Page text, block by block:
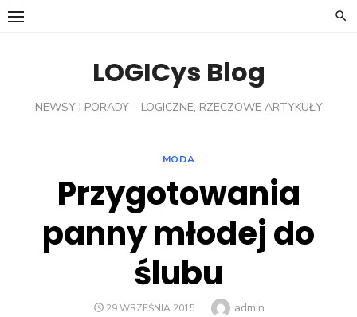
Skip
LOGICys Blog
NEWSY I PORADY – LOGICZNE, RZECZOWE ARTYKUŁY
MODA
Przygotowania
panny młodej do
ślubu
POSTED
29 WRZEŚNIA 2015 Author
admin